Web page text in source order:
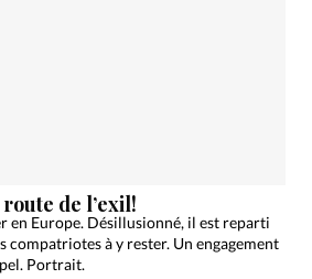
de l’exil!
en Europe. Désillusionné, il est reparti
compatriotes à y rester. Un engagement
Portrait.